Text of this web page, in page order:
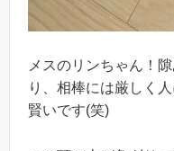
メスのリンちゃん！
り、相棒には厳しく
賢いです(笑)